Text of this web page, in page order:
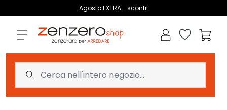
Agosto EXTRA... sconti!
Lista dei